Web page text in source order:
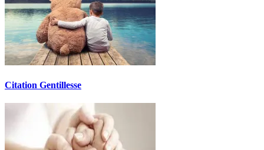
Citation Gentillesse